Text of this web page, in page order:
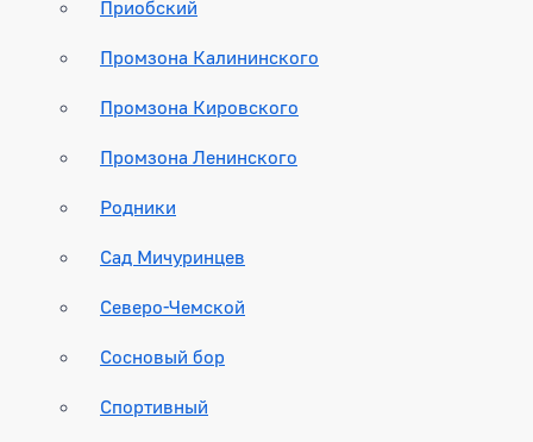
Приобский
Промзона Калининского
Промзона Кировского
Промзона Ленинского
Родники
Сад Мичуринцев
Северо-Чемской
Сосновый бор
Спортивный